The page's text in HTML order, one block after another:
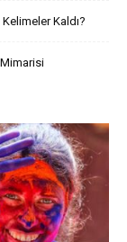
Kaldı?
Mimarisi